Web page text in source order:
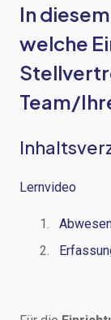
In
welche
Team/
Lernvideo